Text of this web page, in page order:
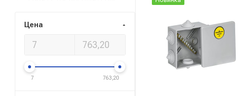
Цена
7 763,20